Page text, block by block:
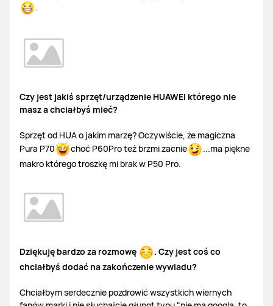
.
Czy jest jakiś sprzęt/urządzenie HUAWEI którego nie
masz a chciałbyś mieć?
Sprzęt od HUA o jakim marzę? Oczywiście, że magiczna
Pura P70
choć P60Pro też brzmi zacnie
...ma piękne
makro którego troszkę mi brak w P50 Pro.
Dziękuję bardzo za rozmowę
. Czy jest coś co
chciałbyś dodać na zakończenie wywiadu?
Chciałbym serdecznie pozdrowić wszystkich wiernych